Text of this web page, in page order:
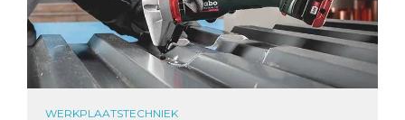
WERKPLAATSTECHNIEK